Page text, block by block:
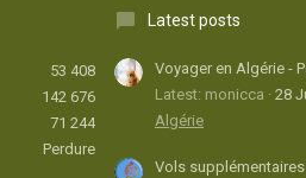
53 408
142 676
71 244
Perdure
Latest posts
Voyager en Algérie -
Latest: monicca
28
Algérie
Vols